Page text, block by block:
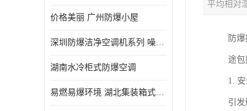
价格美丽 广州防爆小屋
深圳防爆洁净空调机系列 噪音低
湖南水冷柜式防爆空调
易燃易爆环境 湖北集装箱式防爆小屋
平均相对
防
途包
1.
引发